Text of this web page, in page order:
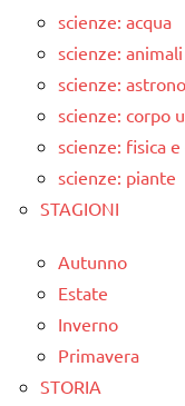
scienze: acqua
scienze: animali
scienze:
scienze: corpo
scienze: fisica
scienze: piante
STAGIONI
Autunno
Estate
Inverno
Primavera
STORIA